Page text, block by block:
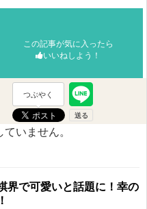
この記事が気に入ったら
いいねしよう！
つぶやく
いません。
界で可愛いと話題に！幸の